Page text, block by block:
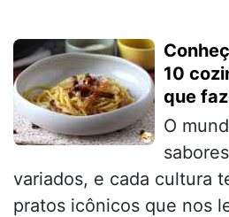
10
que
O
variados, e cada cultura
pratos icônicos que nos